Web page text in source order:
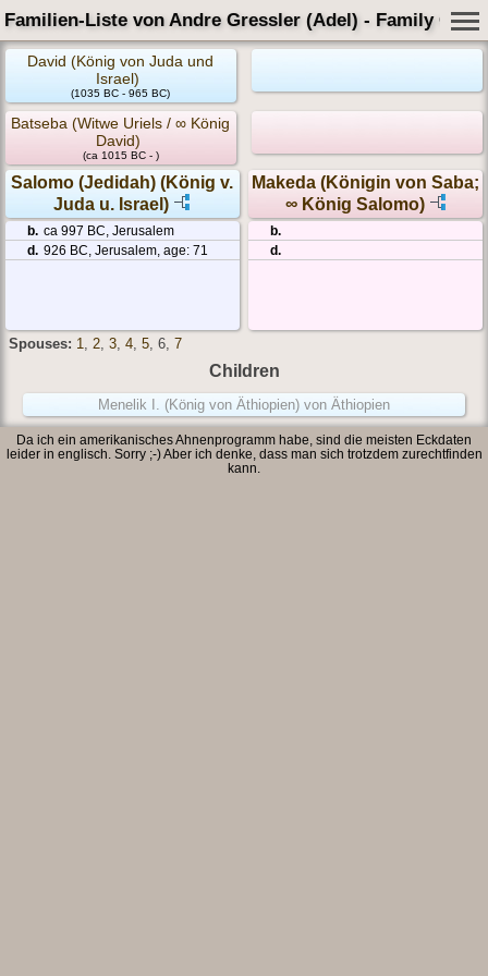
Familien-Liste von Andre Gressler (Adel) - Family Card
David (König von Juda und
Israel)
(1035 BC - 965 BC)
Batseba (Witwe Uriels / ∞ König
David)
(ca 1015 BC - )
Salomo (Jedidah) (König v.
Juda u. Israel)
Makeda (Königin von Saba;
∞ König Salomo)
b. ca 997 BC, Jerusalem
d. 926 BC, Jerusalem, age: 71
b.
d.
Spouses: 1, 2, 3, 4, 5, 6, 7
Children
Menelik I. (König von Äthiopien) von Äthiopien
Da ich ein amerikanisches Ahnenprogramm habe, sind die meisten Eckdaten
leider in englisch. Sorry ;-) Aber ich denke, dass man sich trotzdem zurechtfinden
kann.